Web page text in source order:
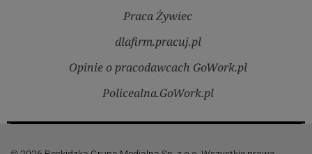
Praca Żywiec
dlafirm.pracuj.pl
Opinie o pracodawcach GoWork.pl
Policealna.GoWork.pl